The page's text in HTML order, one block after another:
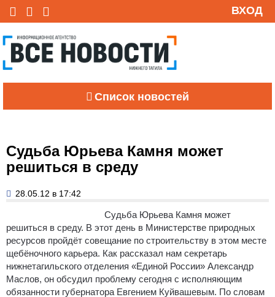
ВХОД
Список новостей
Судьба Юрьева Камня может
решиться в среду
28.05.12 в 17:42
Судьба Юрьева Камня может
решиться в среду. В этот день в Министерстве природных
ресурсов пройдёт совещание по строительству в этом месте
щебёночного карьера. Как рассказал нам секретарь
нижнетагильского отделения «Единой России» Александр
Маслов, он обсудил проблему сегодня с исполняющим
обязанности губернатора Евгением Куйвашевым. По словам